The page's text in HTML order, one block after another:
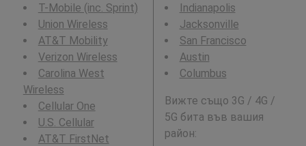
T-Mobile (inc. Sprint)
Union Wireless
AT&T Mobility
Verizon Wireless
Carolina West
Wireless
Cellular One
U.S. Cellular
AT&T FirstNet
Indianapolis
Jacksonville
San Francisco
Austin
Columbus
Вижте също 3G / 4G /
5G бита във вашия
район: